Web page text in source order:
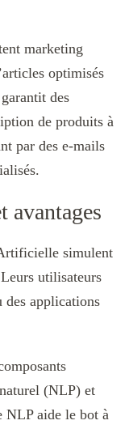
marketing
optimisés
des
de produits à
par des e-mails
simulent
utilisateurs
des applications
(NLP) et
NLP aide le bot à